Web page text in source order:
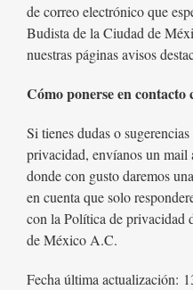
de correo electrónico que
Budista de la Ciudad de
nuestras páginas avisos
Cómo ponerse en contacto
Si tienes dudas o
privacidad, envíanos un
donde con gusto daremos
en cuenta que solo
con la Política de privacidad
de México A.C.
Fecha última actualización: